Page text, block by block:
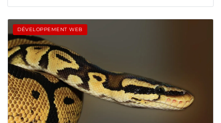
DÉVELOPPEMENT WEB